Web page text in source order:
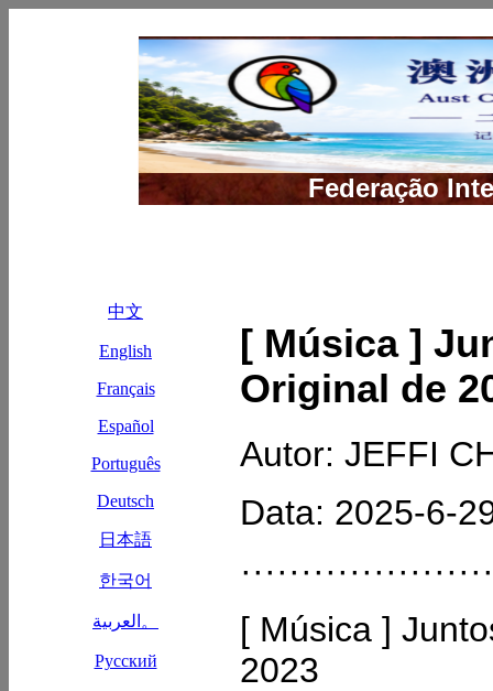
[ Música ]
Original de
Autor: JEFFI
Data: 2025-6-
[ Música ]
2023